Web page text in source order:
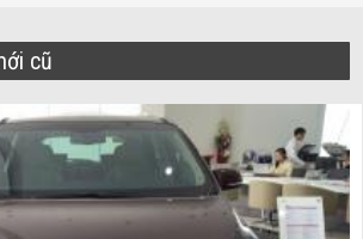
cũ